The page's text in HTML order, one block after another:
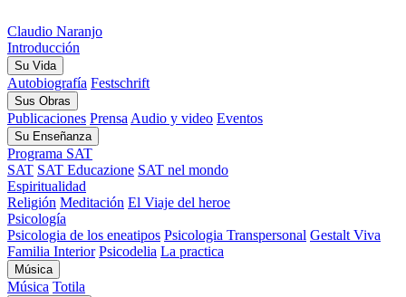
Claudio Naranjo
Introducción
Su Vida
Autobiografía Festschrift
Sus Obras
Publicaciones Prensa Audio y video Eventos
Su Enseñanza
Programa SAT
SAT SAT Educazione SAT nel mondo
Espiritualidad
Religión Meditación El Viaje del heroe
Psicología
Psicologia de los eneatipos Psicologia Transpersonal Gestalt Viva
Familia Interior Psicodelia La practica
Música
Música Totila